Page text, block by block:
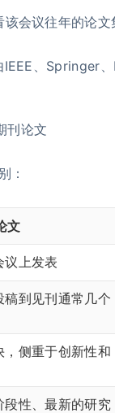
会议往年的论文
、Springer
刊论文
：
文
议上发表
稿到见刊通常几个
，侧重于创新性和
段性、最新的研究